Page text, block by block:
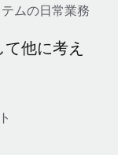
ムの日常業務
他に考え